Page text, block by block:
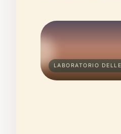
LABORATORIO